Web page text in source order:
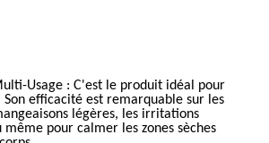
Usage : C'est le produit idéal pour
efficacité est remarquable sur les
légères, les irritations
même pour calmer les zones sèches